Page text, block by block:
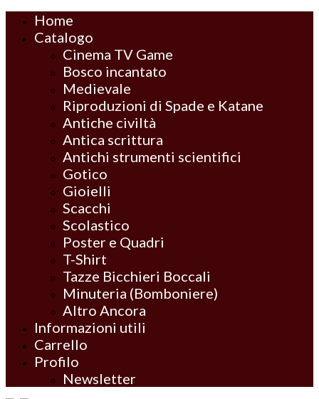
Home
Catalogo
Cinema TV Game
Bosco incantato
Medievale
Riproduzioni di Spade e Katane
Antiche civiltà
Antica scrittura
Antichi strumenti scientifici
Gotico
Gioielli
Scacchi
Scolastico
Poster e Quadri
T-Shirt
Tazze Bicchieri Boccali
Minuteria (Bomboniere)
Altro Ancora
Informazioni utili
Carrello
Profilo
Newsletter